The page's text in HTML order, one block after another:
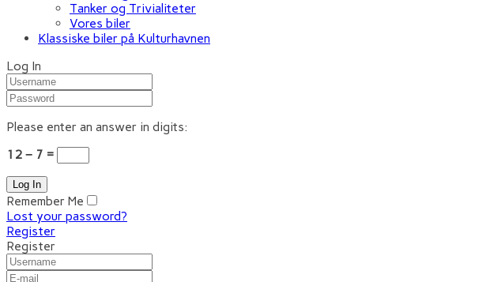
Tanker og Trivialiteter
Vores biler
Klassiske biler på Kulturhavnen
Log In
Please enter an answer in digits:
12 − 7 =
Remember Me
Lost your password?
Register
Register